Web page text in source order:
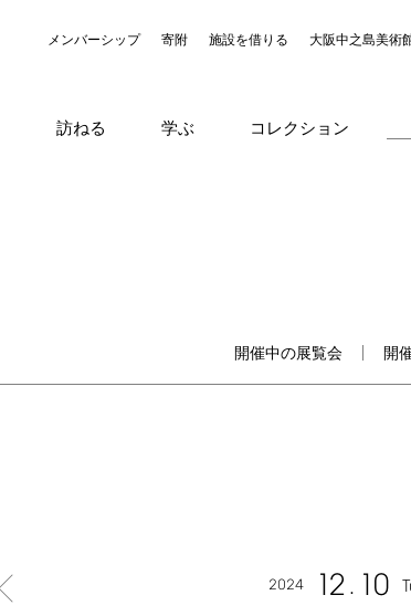
メンバーシップ 寄附 施設を借りる 大阪中之島美術
訪ねる 学ぶ コレクション
開催中の展覧会 開
2024 12 10